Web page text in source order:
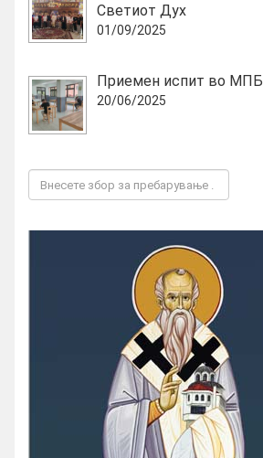
Светиот Дух
01/09/2025
Приемен испит во МПБ
20/06/2025